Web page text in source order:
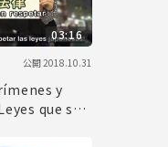
03:16
公開2018.10.31
y
que se